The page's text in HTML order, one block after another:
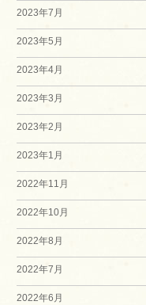
2023年7月
2023年5月
2023年4月
2023年3月
2023年2月
2023年1月
2022年11月
2022年10月
2022年8月
2022年7月
2022年6月